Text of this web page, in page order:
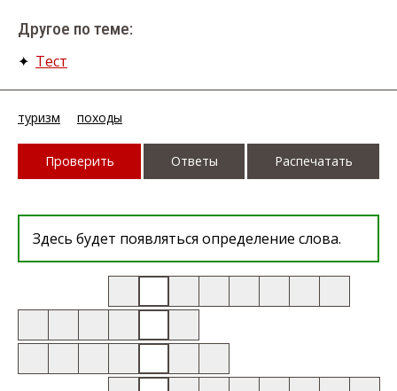
Другое по теме:
✦ Тест
туризм походы
Проверить Ответы Распечатать
Здесь будет появляться определение слова.